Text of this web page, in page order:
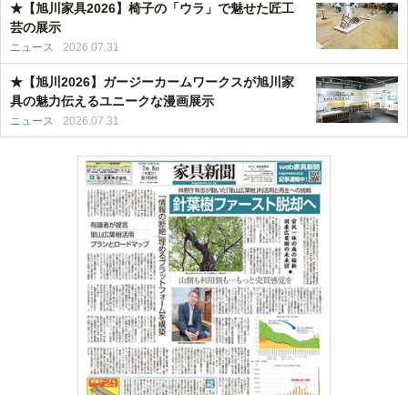
★【旭川家具2026】椅子の「ウラ」で魅せた匠工
芸の展示
ニュース 2026.07.31
★【旭川2026】ガージーカームワークスが旭川家
具の魅力伝えるユニークな漫画展示
ニュース 2026.07.31